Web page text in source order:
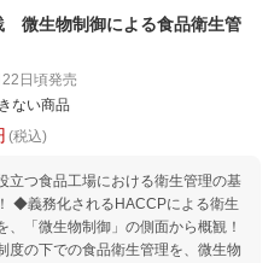
微生物制御による食品衛生管
日頃発売
ない商品
(税込)
立つ食品工場における衛生管理の基
◆義務化されるHACCPによる衛生
、「微生物制御」の側面から概観！
度の下での食品衛生管理を、微生物